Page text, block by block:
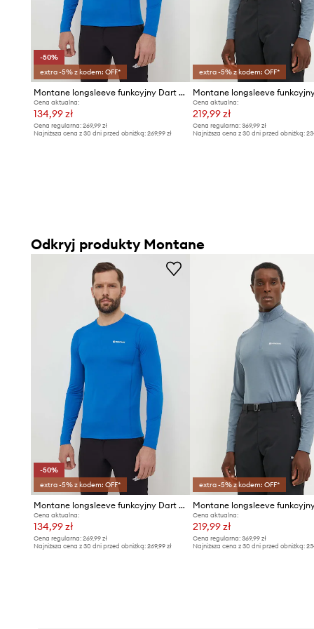
-50%
extra -5% z kodem: OFF*
Montane longsleeve funkcyjny Dart Lite
Cena aktualna:
134,99 zł
Cena regularna: 269,99 zł
Najniższa cena z 30 dni przed obniżką: 269,99 zł
extra -5% z kodem: OFF*
Cena aktualna:
219,99 zł
Cena regularna:369,99 zł
Najniższa cena z 30 dni przed obniżką:
Odkryj produkty Montane
-50%
extra -5% z kodem: OFF*
Montane longsleeve funkcyjny Dart Lite
Cena aktualna:
134,99 zł
Cena regularna: 269,99 zł
Najniższa cena z 30 dni przed obniżką: 269,99 zł
extra -5% z kodem: OFF*
Cena aktualna:
219,99 zł
Cena regularna:369,99 zł
Najniższa cena z 30 dni przed obniżką: